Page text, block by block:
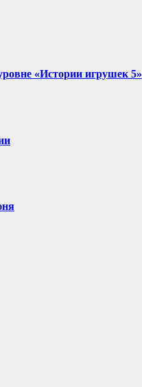
«Истории игрушек 5»